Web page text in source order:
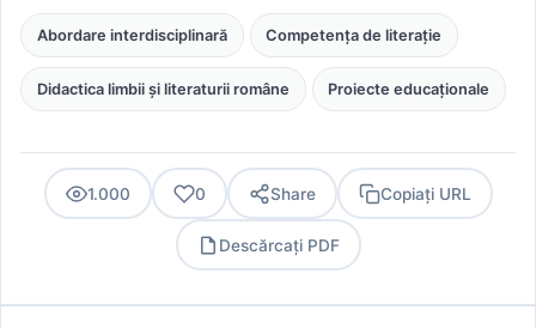
Abordare interdisciplinară Competența de literație
Didactica limbii și literaturii române Proiecte educaționale
1.000 0 Share Copiați URL
Descărcați PDF